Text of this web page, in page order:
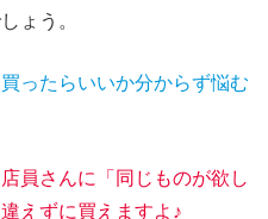
ょう。
ったらいいか分からず悩む
員さんに「同じものが欲し
えずに買えますよ♪